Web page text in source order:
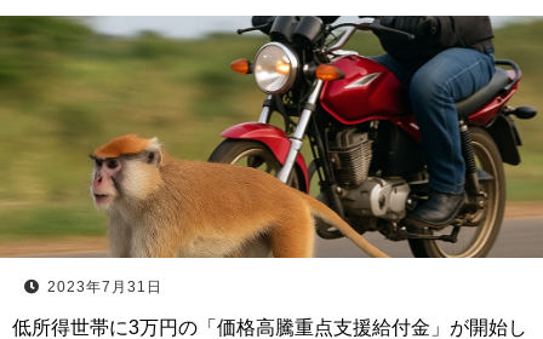
2023年7月31日
低所得世帯に3万円の「価格高騰重点支援給付金」が開始し